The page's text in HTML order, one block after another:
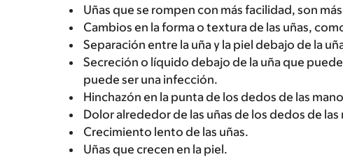
Uñas que se rompen con más facilidad, son
Cambios en la forma o textura de las uñas,
Separación entre la uña y la piel debajo de la
Secreción o líquido debajo de la uña que
puede ser una infección.
Hinchazón en la punta de los dedos de las
Dolor alrededor de las uñas de los dedos de las
Crecimiento lento de las uñas.
Uñas que crecen en la piel.